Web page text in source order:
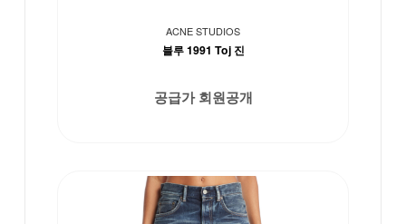
ACNE STUDIOS
블루 1991 Toj 진
공급가 회원공개